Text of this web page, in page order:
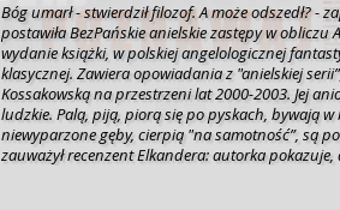
Bóg umarł - stwierdził filozof. A może odszedł? -
postawiła BezPańskie anielskie zastępy w obliczu
wydanie książki, w polskiej angelologicznej
klasycznej. Zawiera opowiadania z "anielskiej
Kossakowską na przestrzeni lat 2000-2003. Jej
ludzkie. Palą, piją, piorą się po pyskach, bywają
niewyparzone gęby, cierpią "na samotność”, są
zauważył recenzent Elkandera: autorka